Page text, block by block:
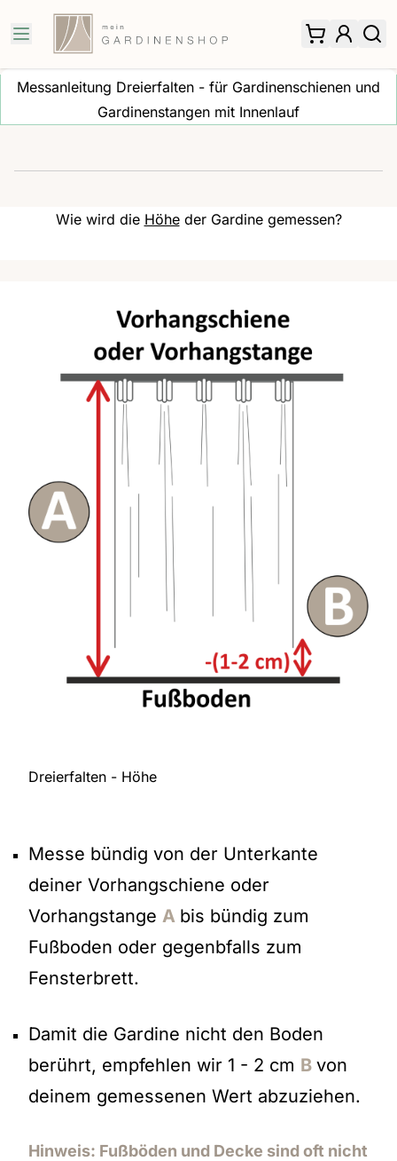
Zum Inhalt springen
Messanleitung Dreierfalten - für Gardinenschienen und
Gardinenstangen mit Innenlauf
Wie wird die Höheder Gardine gemessen?
Dreierfalten - Höhe
Messe bündig von der Unterkante
deiner Vorhangschiene oder
Vorhangstange A bis bündig zum
Fußboden oder gegenbfalls zum
Fensterbrett.
Damit die Gardine nicht den Boden
berührt, empfehlen wir 1 - 2 cm B von
deinem gemessenen Wert abzuziehen.
Hinweis: Fußböden und Decke sind oft nicht